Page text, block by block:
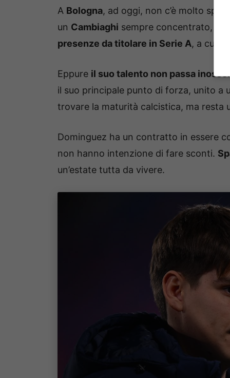
A Bologna, ad oggi, non c’è molto
un Cambiaghi sempre concentrato,
presenze da titolare in Serie A, a cui
Eppure il suo talento non passa
il suo principale punto di forza, unito a
trovare la maturità calcistica, ma
Dominguez ha un contratto in essere
non hanno intenzione di fare sconti.
un’estate tutta da vivere.